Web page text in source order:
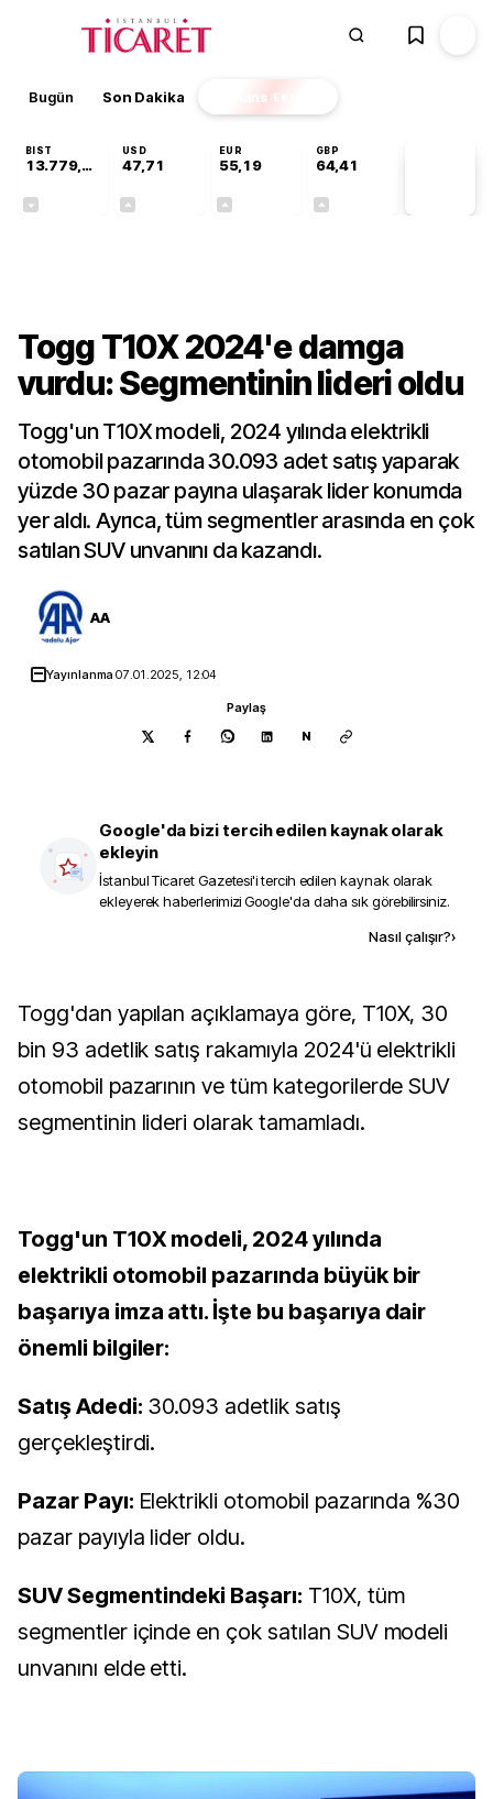
Bugün Son Dakika Finans EKSTRA
BIST
13.779,39
USD
47,71
EUR
55,19
GBP
64,41
Togg T10X 2024'e damga
vurdu: Segmentinin lideri oldu
Togg'un T10X modeli, 2024 yılında elektrikli
otomobil pazarında 30.093 adet satış yaparak
yüzde 30 pazar payına ulaşarak lider konumda
yer aldı. Ayrıca, tüm segmentler arasında en çok
satılan SUV unvanını da kazandı.
AA
Yayınlanma07.01.2025, 12:04
Paylaş
N
Google'da bizi tercih edilen kaynak olarak
ekleyin
İstanbul Ticaret Gazetesi'i tercih edilen kaynak olarak
ekleyerek haberlerimizi Google'da daha sık görebilirsiniz.
Nasıl çalışır?›
Togg'dan yapılan açıklamaya göre, T10X, 30
bin 93 adetlik satış rakamıyla 2024'ü elektrikli
otomobil pazarının ve tüm kategorilerde SUV
segmentinin lideri olarak tamamladı.
Togg'un T10X modeli, 2024 yılında
elektrikli otomobil pazarında büyük bir
başarıya imza attı. İşte bu başarıya dair
önemli bilgiler:
Satış Adedi: 30.093 adetlik satış
gerçekleştirdi.
Pazar Payı: Elektrikli otomobil pazarında %30
pazar payıyla lider oldu.
SUV Segmentindeki Başarı: T10X, tüm
segmentler içinde en çok satılan SUV modeli
unvanını elde etti.